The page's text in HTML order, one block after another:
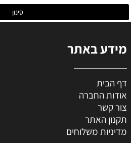
סינון
מידע באתר
דף הבית
אודות החברה
צור קשר
תקנון האתר
מדיניות משלוחים